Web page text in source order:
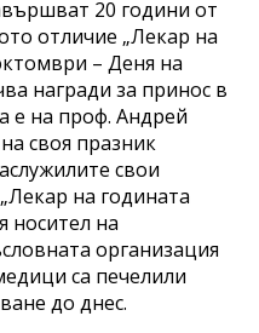
20 години от
отличие „Лекар на
– Деня на
награди за принос в
е на проф. Андрей
своя празник
свои
на годината
носител на
организация
са печелили
до днес.